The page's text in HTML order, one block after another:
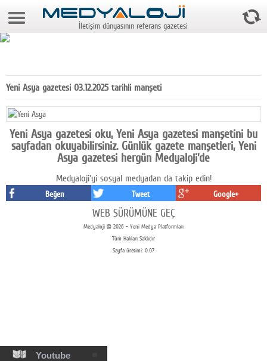
7 Ağustos 2026 2:35:36
Gazeteler
Medya
Reyting-tiraj
Teknoloji
Youtube
İletişim dünyasının referans gazetesi
Yeni Asya gazetesi 03.12.2025 tarihli manşeti
Yeni Asya gazetesi oku, Yeni Asya gazetesi manşetini bu
sayfadan okuyabilirsiniz. Günlük gazete manşetleri, Yeni
Asya gazetesi hergün Medyaloji'de
Medyaloji'yi sosyal medyadan da takip edin!
Beğen Tweet Google+
WEB SÜRÜMÜNE GEÇ
Medyaloji © 2026 - Yeni Medya Platformları
Tüm Hakları Saklıdır
Sayfa üretimi: 0.07